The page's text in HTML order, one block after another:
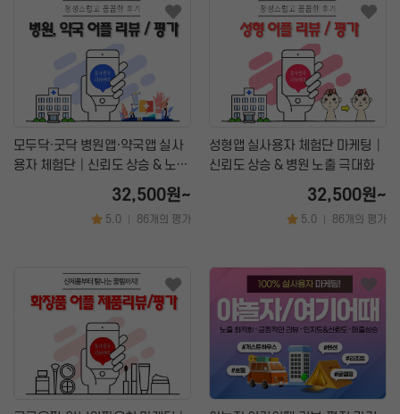
모두닥·굿닥 병원앱·약국앱 실사
용자 체험단│신뢰도 상승 & 노출
32,500원~
5.0 86개의 평가
성형앱 실사용자 체험단 마케팅│
신뢰도 상승 & 병원 노출 극대화
32,500원~
5.0 86개의 평가